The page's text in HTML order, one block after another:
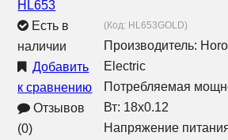
Есть в
наличии
Добавить
к сравнению
Отзывов
(0)
(Код: HL653GOLD)
Производитель:
Electric
Потребляемая
Вт: 18x0.12
Напряжение